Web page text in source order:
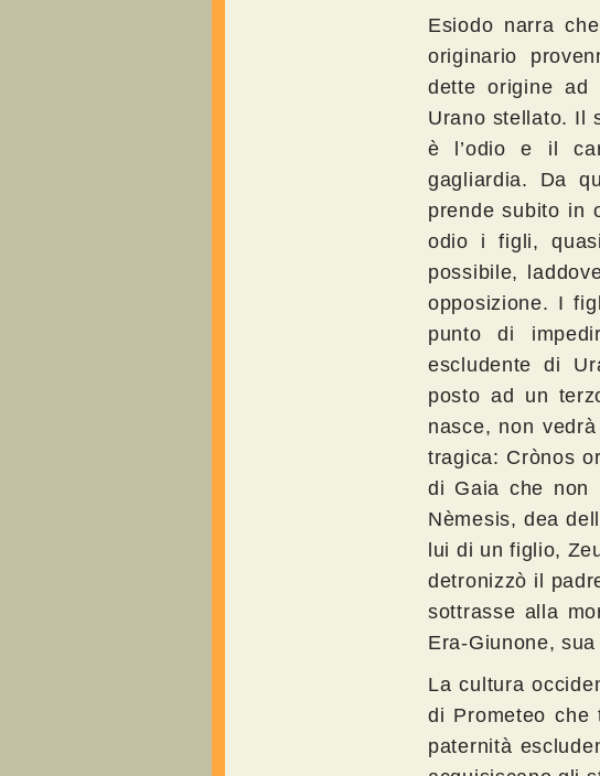
Esiodo narra
originario
dette origine
Urano stellato. Il
è l’odio e il
gagliardia. Da
prende subito in
odio i figli,
possibile,
opposizione. I
punto di
escludente di
posto ad un
nasce, non
tragica: Crònos
di Gaia che non
Nèmesis, dea
lui di un figlio,
detronizzò il
sottrasse alla
Era-Giunone, sua
La cultura
di Prometeo che
paternità